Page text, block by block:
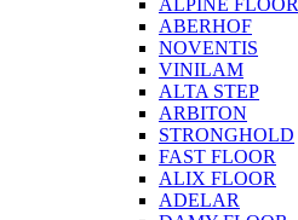
ALPINE FLOOR
ABERHOF
NOVENTIS
VINILAM
ALTA STEP
ARBITON
STRONGHOLD
FAST FLOOR
ALIX FLOOR
ADELAR